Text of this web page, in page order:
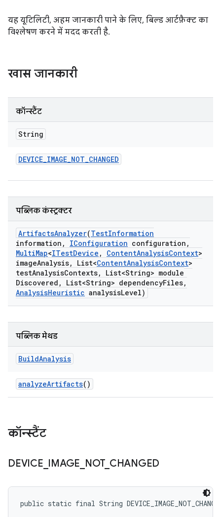
यह यूटिलिटी, अहम जानकारी पाने के लिए, बिल्ड आर्टफ़ैक्ट का
विश्लेषण करने में मदद करती है.
खास जानकारी
कॉन्स्टैंट
String
DEVICE_IMAGE_NOT_CHANGED
पब्लिक कंस्ट्रक्टर
ArtifactsAnalyzer(TestInformation
information , IConfiguration configuration ,
MultiMap<ITestDevice , ContentAnalysisContext>
imageAnalysis, List<ContentAnalysisContext>
testAnalysisContexts,
List<String> module
Discovered , List<String> dependencyFiles,
AnalysisHeuristic analysisLevel)
पब्लिक मेथड
BuildAnalysis
analyzeArtifacts()
कॉन्स्टैंट
DEVICE IMAGE NOT_ CHANGED
public static final String